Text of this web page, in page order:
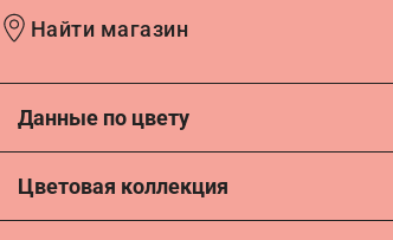
Найти магазин
Данные по цвету
Цветовая коллекция